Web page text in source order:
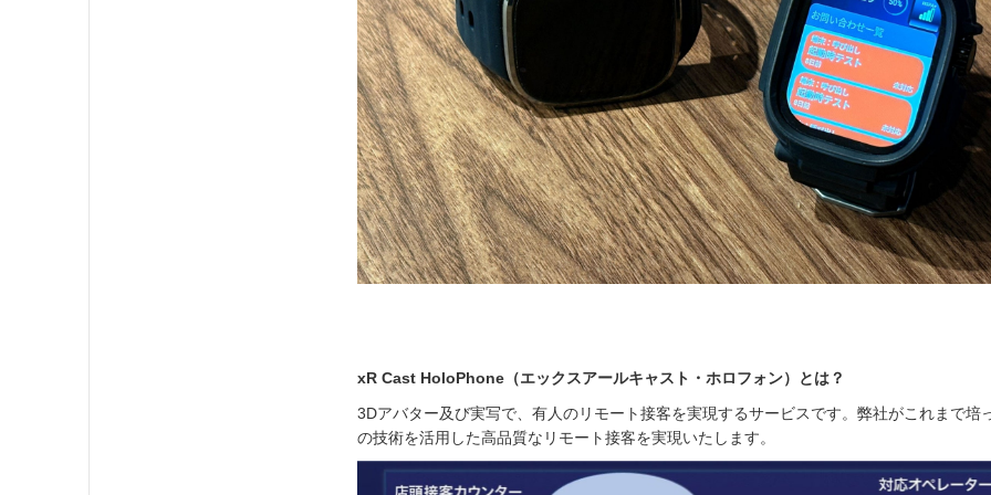
xR Cast HoloPhone（エックスアールキャスト・ホロフォン）とは？
3Dアバター及び実写で、有人のリモート接客を実現するサービスです。弊社がこれまで培
の技術を活用した高品質なリモート接客を実現いたします。